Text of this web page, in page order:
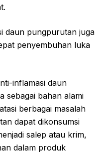
daun pungpurutan juga
penyembuhan luka
inflamasi daun
sebagai bahan alami
berbagai masalah
dapat dikonsumsi
salep atau krim,
dalam produk